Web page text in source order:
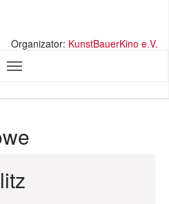
Organizator: KunstBauerKino e.V.